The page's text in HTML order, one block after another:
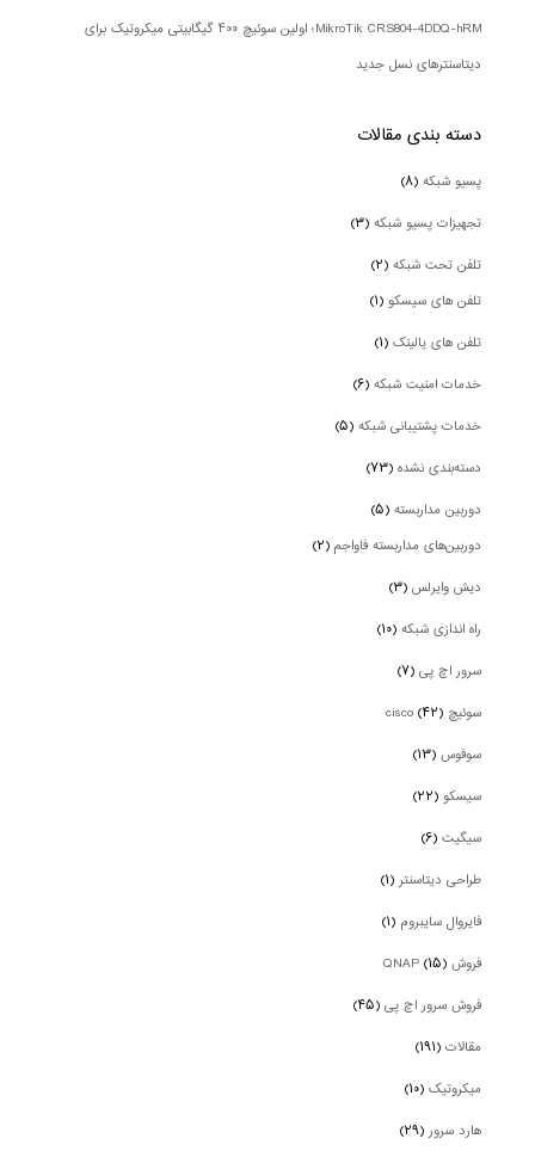
MikroTik CRS804-4DDQ-hRM؛ اولین سوئیچ ۴۰۰ گیگابیتی میکروتیک برای
دیتاسنترهای نسل جدید
دسته بندی‌ مقالات
پسیو شبکه(۸)
تجهیزات پسیو شبکه(۳)
تلفن تحت شبکه(۲)
تلفن های سیسکو(۱)
تلفن های یالینک(۱)
خدمات امنیت شبکه(۶)
خدمات پشتیبانی شبکه(۵)
دسته‌بندی نشده(۷۳)
دوربین‌ مداربسته(۵)
دوربین‌های مداربسته فاواجم(۲)
دیش وایرلس(۳)
راه اندازی شبکه(۱۰)
سرور اچ پی(۷)
سوئیچ cisco (۴۲)
سوفوس(۱۳)
سیسکو(۲۲)
سیگیت(۶)
طراحی دیتاسنتر (۱)
فایروال سایبروم (۱)
فروش QNAP (۱۵)
فروش سرور اچ پی(۴۵)
مقالات(۱۹۱)
میکروتیک(۱۰)
هارد سرور (۲۹)